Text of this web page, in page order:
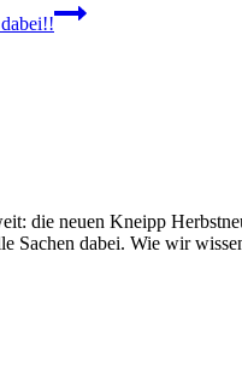
die neuen Kneipp
Sachen dabei. Wie wir